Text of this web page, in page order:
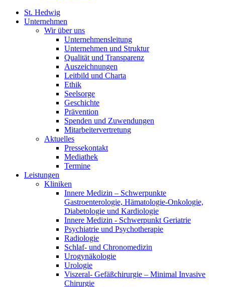
St. Hedwig
Unternehmen
Wir über uns
Unternehmensleitung
Unternehmen und Struktur
Qualität und Transparenz
Auszeichnungen
Leitbild und Charta
Ethik
Seelsorge
Geschichte
Prävention
Spenden und Zuwendungen
Mitarbeitervertretung
Aktuelles
Pressekontakt
Mediathek
Termine
Leistungen
Kliniken
Innere Medizin – Schwerpunkte
Gastroenterologie, Hämatologie-Onkologie,
Diabetologie und Kardiologie
Innere Medizin - Schwerpunkt Geriatrie
Psychiatrie und Psychotherapie
Radiologie
Schlaf- und Chronomedizin
Urogynäkologie
Urologie
Viszeral- Gefäßchirurgie – Minimal Invasive
Chirurgie